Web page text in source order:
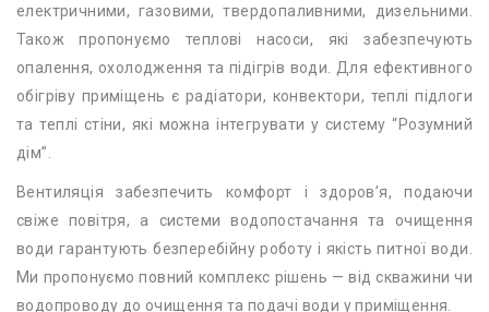
електричними, газовими, твердопаливними, дизельними.
Також пропонуємо теплові насоси, які забезпечують
опалення, охолодження та підігрів води. Для ефективного
обігріву приміщень є радіатори, конвектори, теплі підлоги
та теплі стіни, які можна інтегрувати у систему “Розумний
дім”.
Вентиляція забезпечить комфорт і здоров’я, подаючи
свіже повітря, а системи водопостачання та очищення
води гарантують безперебійну роботу і якість питної води.
Ми пропонуємо повний комплекс рішень — від скважини чи
водопроводу до очищення та подачі води у приміщення.